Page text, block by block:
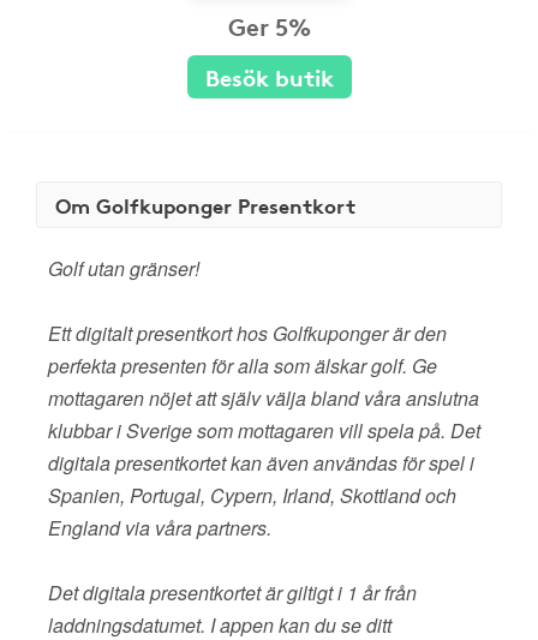
Ger 5%
Besök butik
Om Golfkuponger Presentkort
Golf utan gränser!
Ett digitalt presentkort hos Golfkuponger är den
perfekta presenten för alla som älskar golf. Ge
mottagaren nöjet att själv välja bland våra anslutna
klubbar i Sverige som mottagaren vill spela på. Det
digitala presentkortet kan även användas för spel i
Spanien, Portugal, Cypern, Irland, Skottland och
England via våra partners.
Det digitala presentkortet är giltigt i 1 år från
laddningsdatumet. I appen kan du se ditt